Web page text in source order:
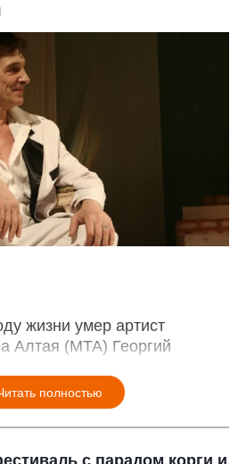
жизни умер артист
Алтая (МТА) Георгий
полностью
с парадом корги и